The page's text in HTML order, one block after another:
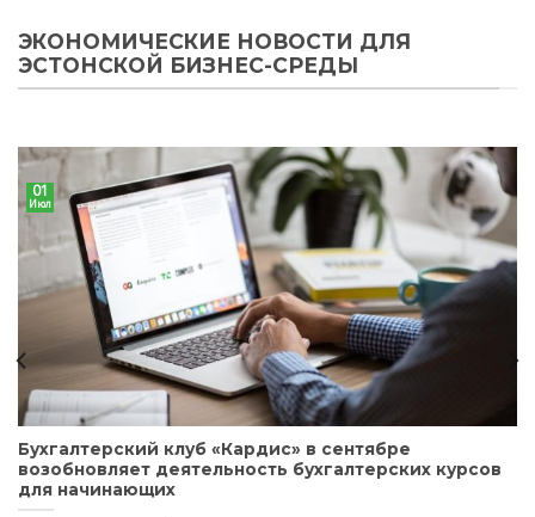
ЭКОНОМИЧЕСКИЕ НОВОСТИ ДЛЯ
ЭСТОНСКОЙ БИЗНЕС-СРЕДЫ
Бухгалтерский клуб «Кардис» в сентябре
возобновляет деятельность бухгалтерских курсов
для начинающих
01
Июл